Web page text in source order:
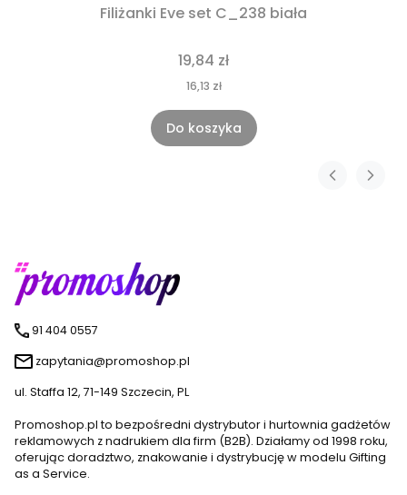
Filiżanki Eve set C_238 biała
19,84 zł
16,13 zł
Do koszyka
91 404 0557
zapytania@promoshop.pl
ul. Staffa 12, 71-149 Szczecin, PL
Promoshop.pl to bezpośredni dystrybutor i hurtownia gadżetów
reklamowych z nadrukiem dla firm (B2B). Działamy od 1998 roku,
oferując doradztwo, znakowanie i dystrybucję w modelu Gifting
as a Service.